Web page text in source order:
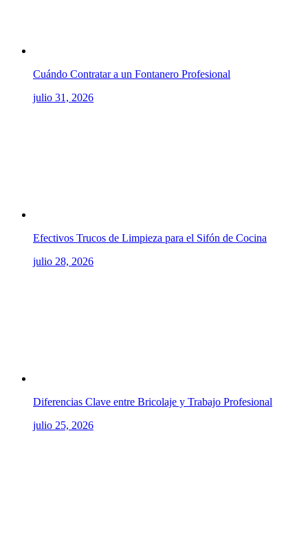
Cuándo Contratar a un Fontanero Profesional
julio 31, 2026
Efectivos Trucos de Limpieza para el Sifón de Cocina
julio 28, 2026
Diferencias Clave entre Bricolaje y Trabajo Profesional
julio 25, 2026